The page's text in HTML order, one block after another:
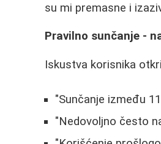
su mi premasne i
Pravilno sunčanje -
Iskustva korisnika
"Sunčanje između
"Nedovoljno često